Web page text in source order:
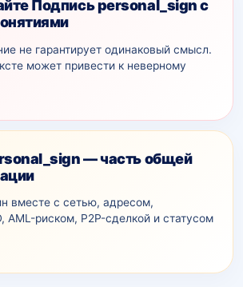
Подпись personal_sign с
не гарантирует одинаковый смысл.
может привести к неверному
— часть общей
вместе с сетью, адресом,
AML-рискoм, P2P-сделкой и статусом